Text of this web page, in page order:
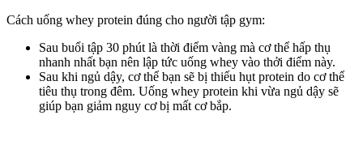
Cách uống whey protein đúng cho người tập gym:
Sau buổi tập 30 phút là thời điểm vàng mà cơ thể hấp thụ
nhanh nhất bạn nên lập tức uống whey vào thởi điểm này.
Sau khi ngủ dậy, cơ thể bạn sẽ bị thiếu hụt protein do cơ thể
tiêu thụ trong đêm. Uống whey protein khi vừa ngủ dậy sẽ
giúp bạn giảm nguy cơ bị mất cơ bắp.